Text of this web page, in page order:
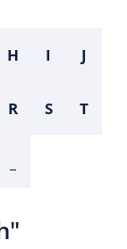
H I J
R S T